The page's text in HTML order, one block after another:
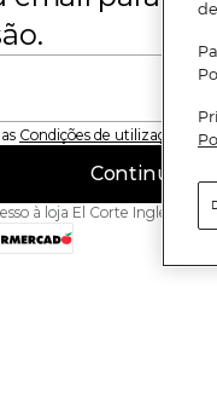
Condições de utilização do
Continuar
à loja El Corte Inglés e ao